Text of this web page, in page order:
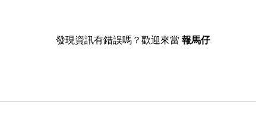
發現資訊有錯誤嗎？歡迎來當報馬仔